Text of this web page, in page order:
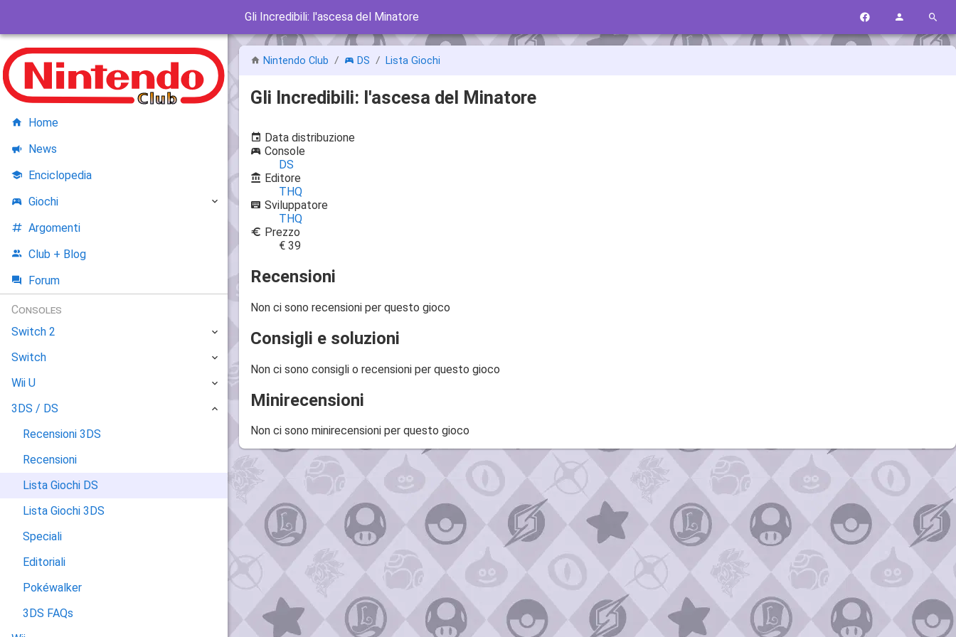
Gli Incredibili: l'ascesa del Minatore
Nintendo Club DS Lista Giochi
Gli Incredibili: l'ascesa del Minatore
Data distribuzione
Console
DS
Editore
THQ
Sviluppatore
THQ
Prezzo
€ 39
Recensioni
Non ci sono recensioni per questo gioco
Consigli e soluzioni
Non ci sono consigli o recensioni per questo gioco
Minirecensioni
Non ci sono minirecensioni per questo gioco
Home
News
Enciclopedia
Giochi
Argomenti
Club + Blog
Forum
Consoles
Switch 2
Switch
Wii U
3DS / DS
Recensioni 3DS
Recensioni
Lista Giochi DS
Lista Giochi 3DS
Speciali
Editoriali
Pokéwalker
3DS FAQs